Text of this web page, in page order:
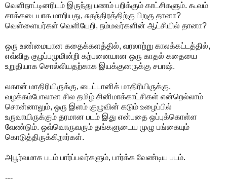
வெளிநாட்டினரிடம் இருந்து பணம் பறிக்கும் காட்சிகளும். கூவம்
சாக்கடையாக மாறியது, சுதந்திரத்திற்கு பிறகு தானா?
வெள்ளையர்கள் வெளியேறி, நம்மவர்களின் ஆட்சியில் தானா?
ஒரு உண்மையான கதைக்களத்தில், வரலாற்று காலக்கட்டத்தில்,
எவ்வித குழப்பமுமின்றி கற்பனையான ஒரு காதல் கதையை
உறுதியாக சொல்லியதற்காக இயக்குனருக்கு சபாஷ்.
லகான் மாதிரியிருக்கு, டைட்டானிக் மாதிரியிருக்கு,
வழக்கம்போலான சில தமிழ் சினிமாக்காட்சிகள் என்றெல்லாம்
சொன்னாலும், ஒரு இளம் குழுவின் கடும் உழைப்பில்
உருவாயிருக்கும் தரமான படம் இது என்பதை ஒப்புக்கொள்ள
வேண்டும். ஒவ்வொருவரும் தங்களுடைய முழு பங்கையும்
கொடுத்திருக்கிறார்கள்.
அபூர்வமாக படம் பார்ப்பவர்களும், பார்க்க வேண்டிய படம்.
---